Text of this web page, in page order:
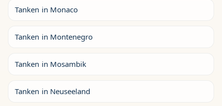
Tanken in Monaco
Tanken in Montenegro
Tanken in Mosambik
Tanken in Neuseeland